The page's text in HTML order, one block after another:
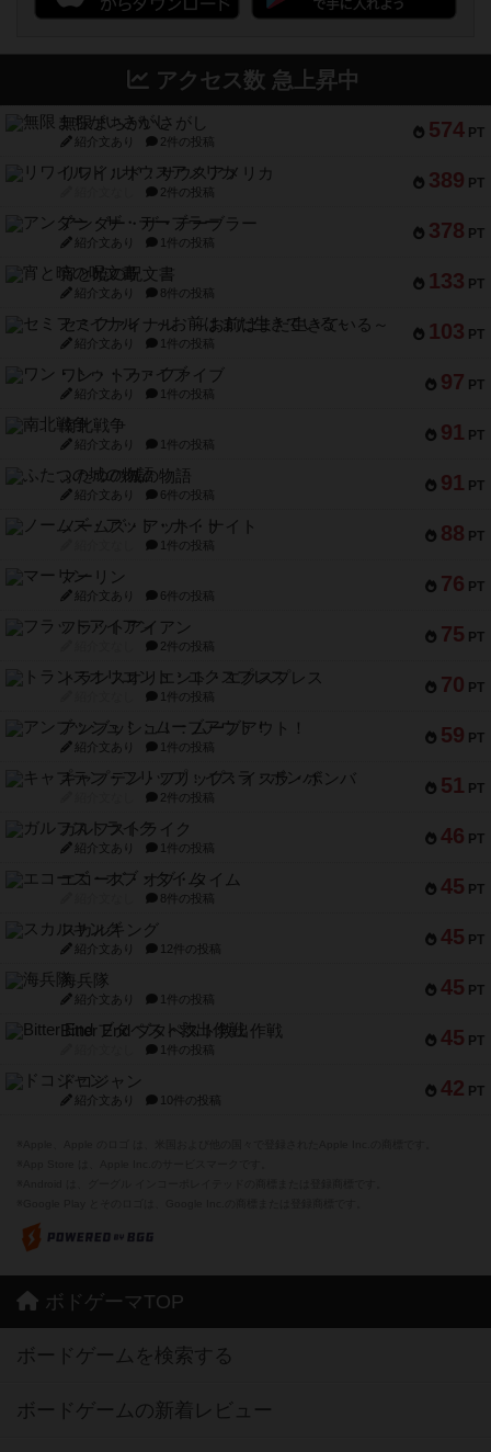
アクセス数 急上昇中
574 PT
無限まちがいさがし
紹介文あり 2件の投稿
389 PT
リワイルド：サウスアメリカ
2件の投稿
378 PT
アンダー・ザ・テーブラー
紹介文あり 1件の投稿
133 PT
宵と暁の呪文書
紹介文あり 8件の投稿
103 PT
セミファイナル ～お前はまだ生きている～
紹介文あり 1件の投稿
97 PT
ワン・トゥ・ファイブ
紹介文あり 1件の投稿
91 PT
南北戦争
紹介文あり 1件の投稿
91 PT
ふたつの城の物語
紹介文あり 6件の投稿
88 PT
ノームズ・アット・ナイト
1件の投稿
76 PT
マーリン
紹介文あり 6件の投稿
75 PT
フラットアイアン
2件の投稿
70 PT
トランスオリエント・エクスプレス
1件の投稿
59 PT
アンブッシュ！：ムーブアウト！
紹介文あり 1件の投稿
51 PT
キャプテン・フリップ：イスラ・ボンバ
2件の投稿
46 PT
ガルフストライク
紹介文あり 1件の投稿
45 PT
エコーズ・オブ・タイム
8件の投稿
45 PT
スカルキング
紹介文あり 12件の投稿
45 PT
海兵隊
紹介文あり 1件の投稿
45 PT
Bitter End ブタペスト救出作戦
1件の投稿
42 PT
ドコジャン
紹介文あり 10件の投稿
ボドゲーマTOP
ボードゲームを検索する
ボードゲームの新着レビュー